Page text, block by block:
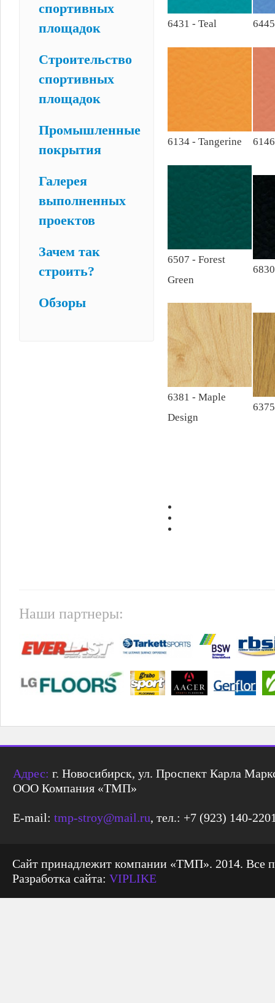
спортивных
площадок
Строительство
спортивных
площадок
Промышленные
покрытия
Галерея
выполненных
проектов
Зачем так
строить?
Обзоры
6431 - Teal
6134 - Tangerine
6507 - Forest
Green
6381 - Maple
Design
Наши партнеры:
Адрес: г. Новосибирск, ул. Проспект Карла
ООО Компания «ТМП»
E-mail: tmp-stroy@mail.ru, тел.: +7 (923) 140-
Сайт принадлежит компании «ТМП». 2014. Все
Разработка сайта: VIPLIKE